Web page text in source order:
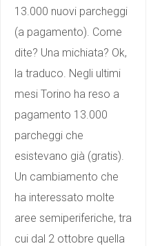
13.000 nuovi parcheggi
(a pagamento). Come
dite? Una michiata? Ok,
la traduco. Negli ultimi
mesi Torino ha reso a
pagamento 13.000
parcheggi che
esistevano già (gratis).
Un cambiamento che
ha interessato molte
aree semiperiferiche, tra
cui dal 2 ottobre quella